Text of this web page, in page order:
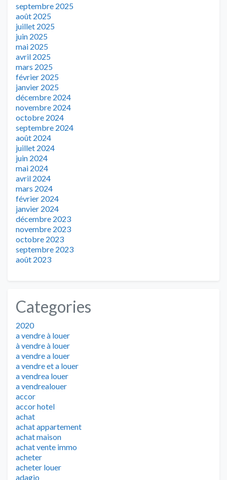
septembre 2025
août 2025
juillet 2025
juin 2025
mai 2025
avril 2025
mars 2025
février 2025
janvier 2025
décembre 2024
novembre 2024
octobre 2024
septembre 2024
août 2024
juillet 2024
juin 2024
mai 2024
avril 2024
mars 2024
février 2024
janvier 2024
décembre 2023
novembre 2023
octobre 2023
septembre 2023
août 2023
Categories
2020
a vendre à louer
à vendre à louer
a vendre a louer
a vendre et a louer
a vendrea louer
a vendrealouer
accor
accor hotel
achat
achat appartement
achat maison
achat vente immo
acheter
acheter louer
adagio